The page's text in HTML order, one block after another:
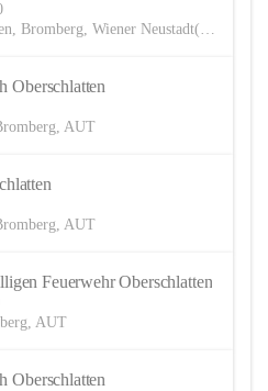
2833, Bromberg, Schlatten, Bromberg, Wiener Neustadt(Land), Niederösterreich, AUT
Oberschlatten
AUT
AUT
1
Feuerwehr Oberschlatten
AUT
Oberschlatten